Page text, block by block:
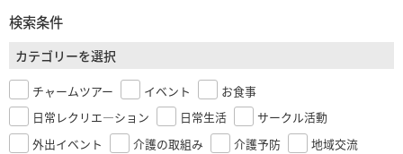
検索条件
カテゴリーを選択
チャームツアー イベント
お食事
日常レクリエ―ション
日常生活
サークル活動
外出イベント
介護の取組み 介護予防
地域交流